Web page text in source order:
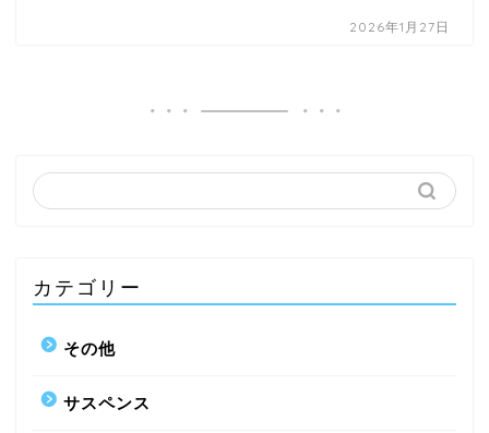
2026年1月27日
カテゴリー
その他
サスペンス